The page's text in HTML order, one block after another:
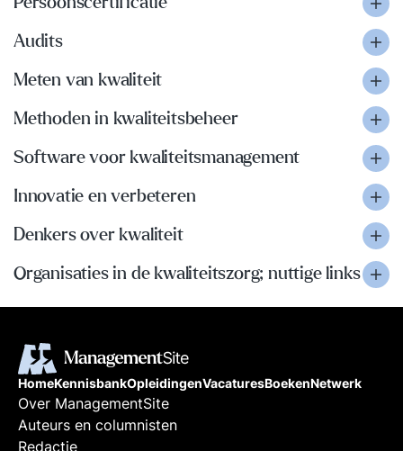
Audits
Meten van kwaliteit
Methoden in kwaliteitsbeheer
Software voor kwaliteitsmanagement
Innovatie en verbeteren
Denkers over kwaliteit
Organisaties in de kwaliteitszorg; nuttige links
HomeKennisbankOpleidingenVacaturesBoekenNetwerk
Over ManagementSite
Auteurs en columnisten
Redactie